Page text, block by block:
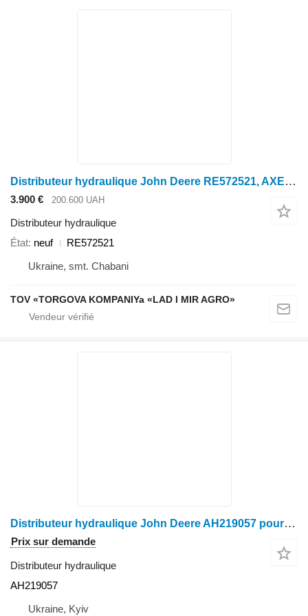
Distributeur hydraulique John Deere RE572521, AXE15111, RE333003, RE257891 pour moissonneuse-batteuse John Deere
3.900 € 200.600 UAH
Distributeur hydraulique
État neuf
RE572521
Ukraine, smt. Chabani
TOV «TORGOVA KOMPANIYa «LAD I MIR AGRO»
Distributeur hydraulique John Deere AH219057 pour moissonneuse-batteuse John Deere
Prix sur demande
Distributeur hydraulique
AH219057
Ukraine, Kyiv